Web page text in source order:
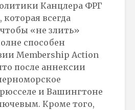
Канцлера ФРГ
всегда
«не злить»
способен
Membership Action
после аннексии
и Вашингтоне
Кроме того,